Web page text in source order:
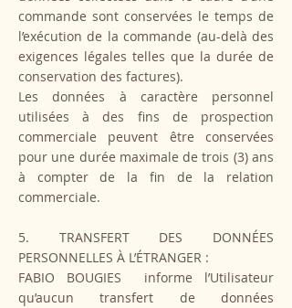
commande sont conservées le temps de
l’exécution de la commande (au-delà des
exigences légales telles que la durée de
conservation des factures).
Les données à caractère personnel
utilisées à des fins de prospection
commerciale peuvent être conservées
pour une durée maximale de trois (3) ans
à compter de la fin de la relation
commerciale.
5. TRANSFERT DES DONNÉES
PERSONNELLES À L’ÉTRANGER :
FABIO BOUGIES informe l’Utilisateur
qu’aucun transfert de données